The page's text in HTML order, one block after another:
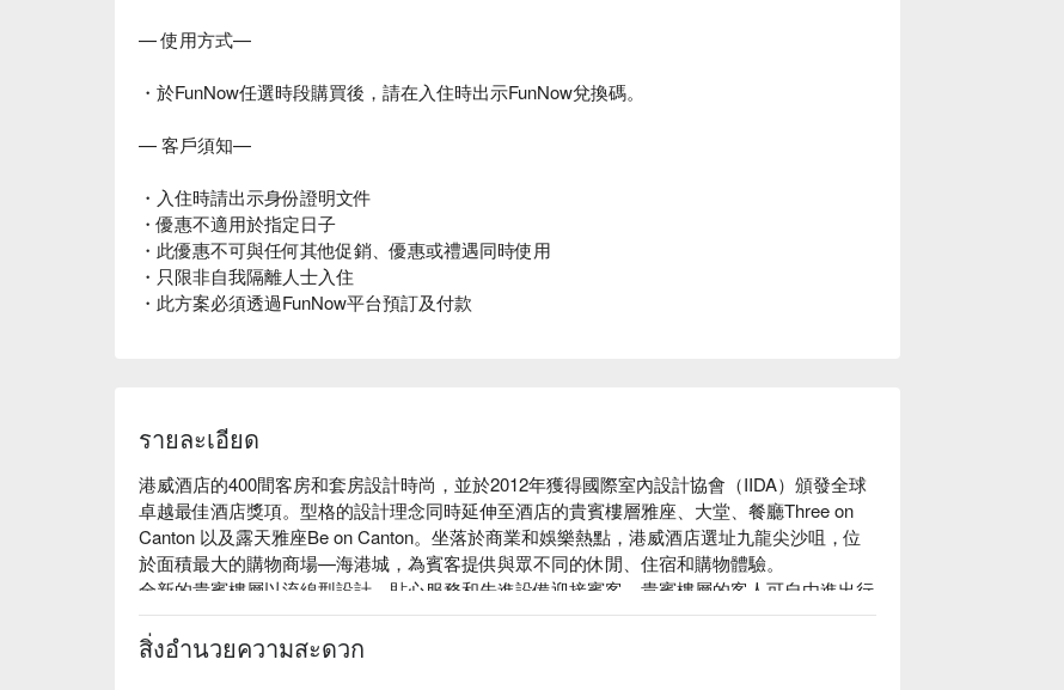
— 使用方式—
・於FunNow任選時段購買後，請在入住時出示FunNow兌換碼。
— 客戶須知—
・入住時請出示身份證明文件
・優惠不適用於指定日子
・此優惠不可與任何其他促銷、優惠或禮遇同時使用
・只限非自我隔離人士入住
・此方案必須透過FunNow平台預訂及付款
รายละเอียด
港威酒店的400間客房和套房設計時尚，並於2012年獲得國際室內設計協會（IIDA）頒發全球
卓越最佳酒店獎項。型格的設計理念同時延伸至酒店的貴賓樓層雅座、大堂、餐廳Three on
Canton 以及露天雅座Be on Canton。坐落於商業和娛樂熱點，港威酒店選址九龍尖沙咀，位
於面積最大的購物商場—海港城，為賓客提供與眾不同的休閒、住宿和購物體驗。
全新的貴賓樓層以流線型設計、貼心服務和先進設備迎接賓客。貴賓樓層的客人可自由進出行
政酒廊，享用每日免費早餐、下午茶、傍晚雞尾酒和管家服務等尊享禮遇。
位於世上其中一個美食之都，港威酒店當然擁有不同凡響的餐飲設施，包括面積達20,000平方
สิ่งอำนวยความสะดวก